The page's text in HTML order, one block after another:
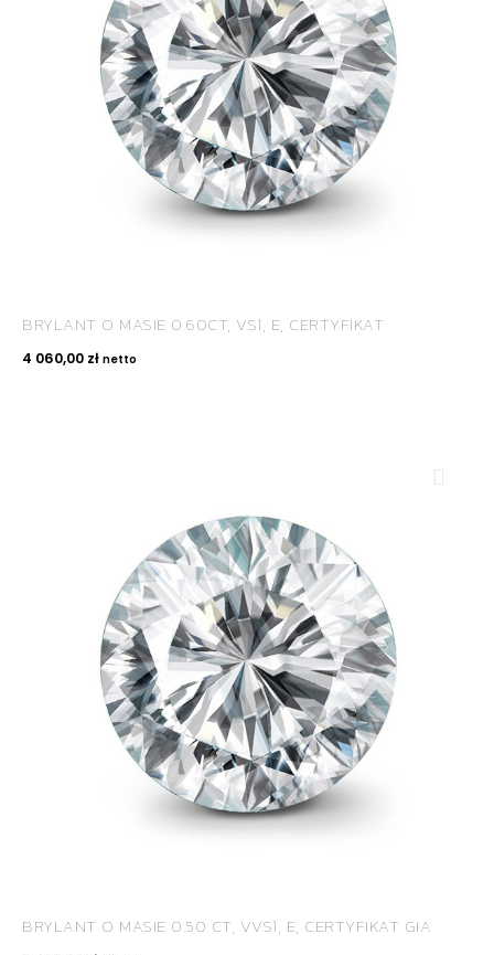
BRYLANT O MASIE 0.60CT, VS1, E, CERTYFIKAT
4 060,00 zł netto
BRYLANT O MASIE 0.50 CT, VVS1, E, CERTYFIKAT GIA